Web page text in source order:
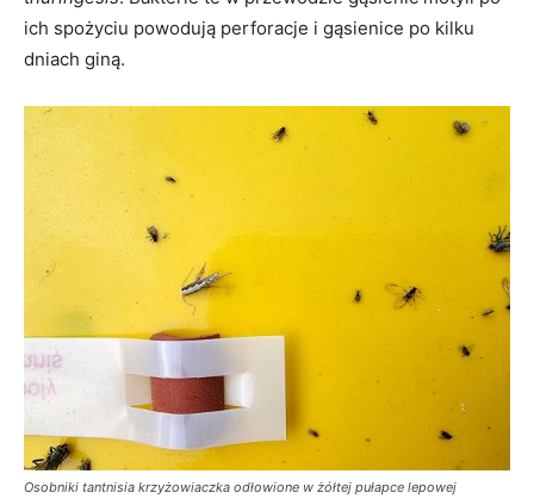
ich spożyciu powodują perforacje i gąsienice po kilku
dniach giną.
Osobniki tantnisia krzyżowiaczka odłowione w żółtej pułapce lepowej